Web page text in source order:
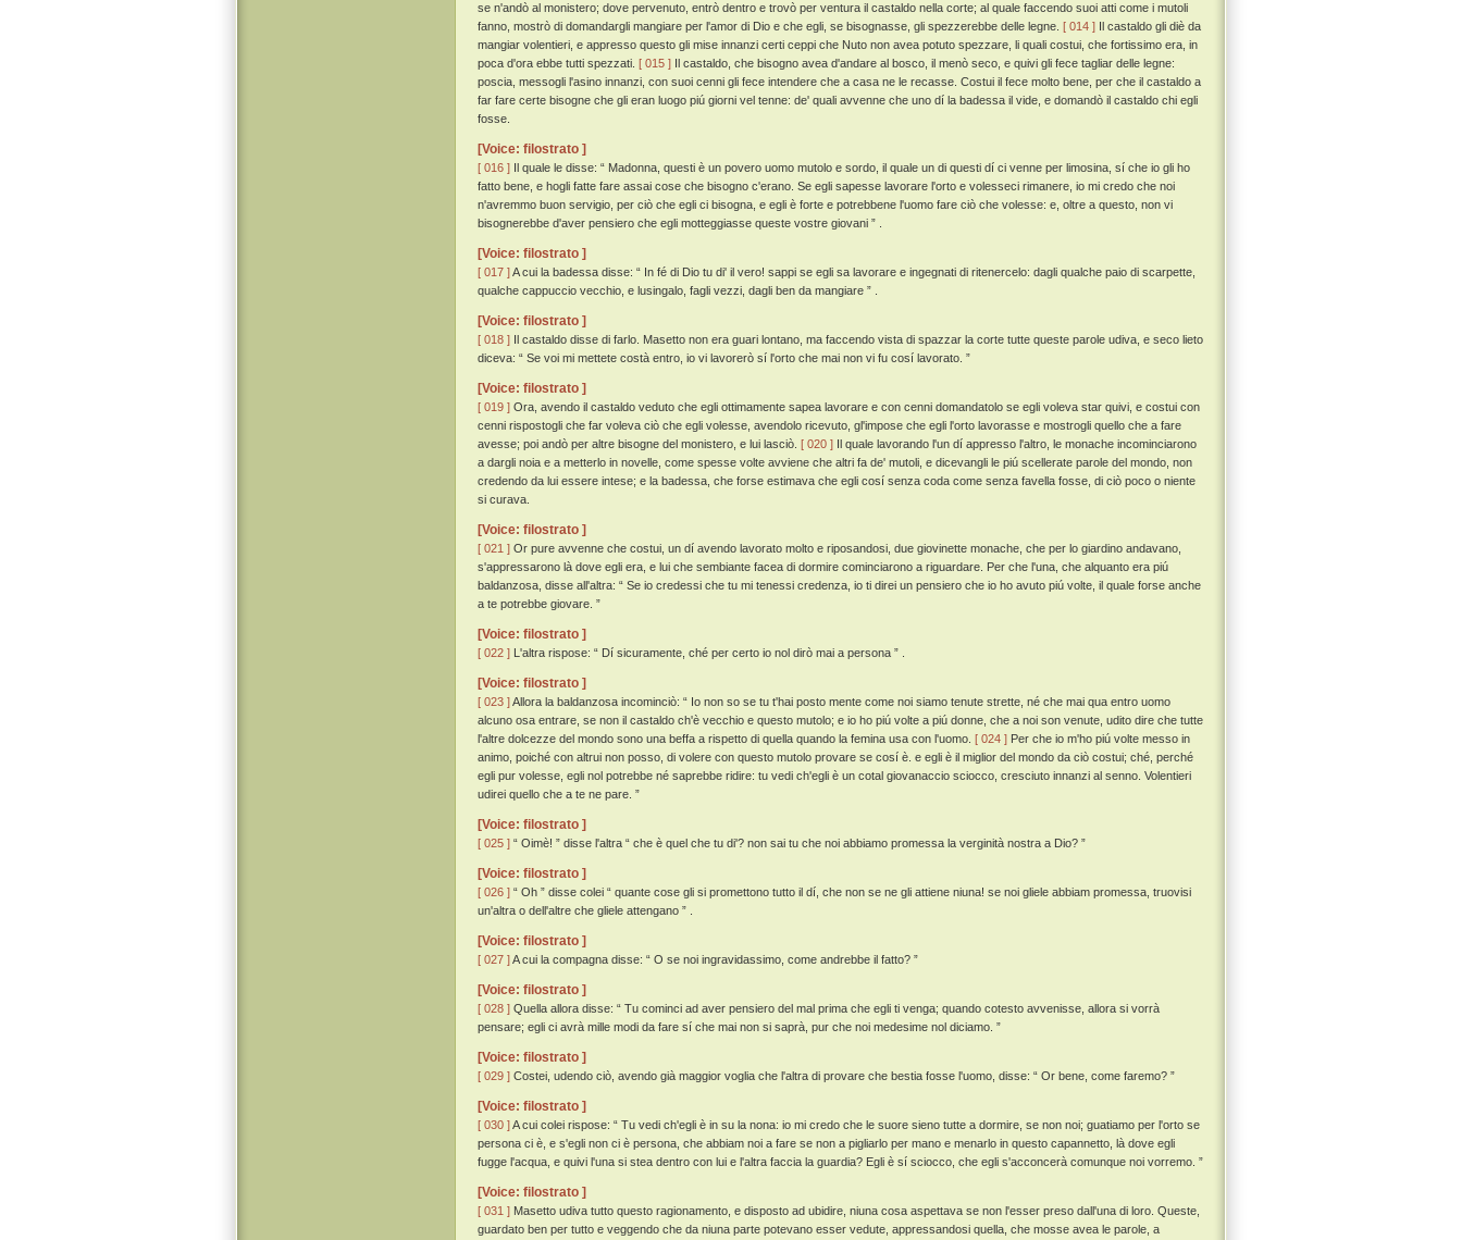
se n'andò al monistero; dove pervenuto, entrò dentro e trovò per ventura il castaldo nella corte; al quale faccendo suoi atti come i mutoli
fanno, mostrò di domandargli mangiare per l'amor di Dio e che egli, se bisognasse, gli spezzerebbe delle legne. [ 014 ] Il castaldo gli diè da
mangiar volentieri, e appresso questo gli mise innanzi certi ceppi che Nuto non avea potuto spezzare, li quali costui, che fortissimo era, in
poca d'ora ebbe tutti spezzati. [ 015 ] Il castaldo, che bisogno avea d'andare al bosco, il menò seco, e quivi gli fece tagliar delle legne:
poscia, messogli l'asino innanzi, con suoi cenni gli fece intendere che a casa ne le recasse. Costui il fece molto bene, per che il castaldo a
far fare certe bisogne che gli eran luogo piú giorni vel tenne: de' quali avvenne che uno dí la badessa il vide, e domandò il castaldo chi egli
fosse.
[Voice: filostrato ]
[ 016 ] Il quale le disse: “ Madonna, questi è un povero uomo mutolo e sordo, il quale un di questi dí ci venne per limosina, sí che io gli ho
fatto bene, e hogli fatte fare assai cose che bisogno c'erano. Se egli sapesse lavorare l'orto e volesseci rimanere, io mi credo che noi
n'avremmo buon servigio, per ciò che egli ci bisogna, e egli è forte e potrebbene l'uomo fare ciò che volesse: e, oltre a questo, non vi
bisognerebbe d'aver pensiero che egli motteggiasse queste vostre giovani ” .
[Voice: filostrato ]
[ 017 ]A cui la badessa disse: “ In fé di Dio tu di' il vero! sappi se egli sa lavorare e ingegnati di ritenercelo: dagli qualche paio di scarpette,
qualche cappuccio vecchio, e lusingalo, fagli vezzi, dagli ben da mangiare ” .
[Voice: filostrato ]
[ 018 ] Il castaldo disse di farlo. Masetto non era guari lontano, ma faccendo vista di spazzar la corte tutte queste parole udiva, e seco lieto
diceva: “ Se voi mi mettete costà entro, io vi lavorerò sí l'orto che mai non vi fu cosí lavorato. ”
[Voice: filostrato ]
[ 019 ] Ora, avendo il castaldo veduto che egli ottimamente sapea lavorare e con cenni domandatolo se egli voleva star quivi, e costui con
cenni rispostogli che far voleva ciò che egli volesse, avendolo ricevuto, gl'impose che egli l'orto lavorasse e mostrogli quello che a fare
avesse; poi andò per altre bisogne del monistero, e lui lasciò. [ 020 ] Il quale lavorando l'un dí appresso l'altro, le monache incominciarono
a dargli noia e a metterlo in novelle, come spesse volte avviene che altri fa de' mutoli, e dicevangli le piú scellerate parole del mondo, non
credendo da lui essere intese; e la badessa, che forse estimava che egli cosí senza coda come senza favella fosse, di ciò poco o niente
si curava.
[Voice: filostrato ]
[ 021 ] Or pure avvenne che costui, un dí avendo lavorato molto e riposandosi, due giovinette monache, che per lo giardino andavano,
s'appressarono là dove egli era, e lui che sembiante facea di dormire cominciarono a riguardare. Per che l'una, che alquanto era piú
baldanzosa, disse all'altra: “ Se io credessi che tu mi tenessi credenza, io ti direi un pensiero che io ho avuto piú volte, il quale forse anche
a te potrebbe giovare. ”
[Voice: filostrato ]
[ 022 ] L'altra rispose: “ Dí sicuramente, ché per certo io nol dirò mai a persona ” .
[Voice: filostrato ]
[ 023 ]Allora la baldanzosa incominciò: “ Io non so se tu t'hai posto mente come noi siamo tenute strette, né che mai qua entro uomo
alcuno osa entrare, se non il castaldo ch'è vecchio e questo mutolo; e io ho piú volte a piú donne, che a noi son venute, udito dire che tutte
l'altre dolcezze del mondo sono una beffa a rispetto di quella quando la femina usa con l'uomo. [ 024 ] Per che io m'ho piú volte messo in
animo, poiché con altrui non posso, di volere con questo mutolo provare se cosí è. e egli è il miglior del mondo da ciò costui; ché, perché
egli pur volesse, egli nol potrebbe né saprebbe ridire: tu vedi ch'egli è un cotal giovanaccio sciocco, cresciuto innanzi al senno. Volentieri
udirei quello che a te ne pare. ”
[Voice: filostrato ]
[ 025 ] “ Oimè! ” disse l'altra “ che è quel che tu di'? non sai tu che noi abbiamo promessa la verginità nostra a Dio? ”
[Voice: filostrato ]
[ 026 ] “ Oh ” disse colei “ quante cose gli si promettono tutto il dí, che non se ne gli attiene niuna! se noi gliele abbiam promessa, truovisi
un'altra o dell'altre che gliele attengano ” .
[Voice: filostrato ]
[ 027 ]A cui la compagna disse: “ O se noi ingravidassimo, come andrebbe il fatto? ”
[Voice: filostrato ]
[ 028 ] Quella allora disse: “ Tu cominci ad aver pensiero del mal prima che egli ti venga; quando cotesto avvenisse, allora si vorrà
pensare; egli ci avrà mille modi da fare sí che mai non si saprà, pur che noi medesime nol diciamo. ”
[Voice: filostrato ]
[ 029 ] Costei, udendo ciò, avendo già maggior voglia che l'altra di provare che bestia fosse l'uomo, disse: “ Or bene, come faremo? ”
[Voice: filostrato ]
[ 030 ]A cui colei rispose: “ Tu vedi ch'egli è in su la nona: io mi credo che le suore sieno tutte a dormire, se non noi; guatiamo per l'orto se
persona ci è, e s'egli non ci è persona, che abbiam noi a fare se non a pigliarlo per mano e menarlo in questo capannetto, là dove egli
fugge l'acqua, e quivi l'una si stea dentro con lui e l'altra faccia la guardia? Egli è sí sciocco, che egli s'acconcerà comunque noi vorremo. ”
[Voice: filostrato ]
[ 031 ] Masetto udiva tutto questo ragionamento, e disposto ad ubidire, niuna cosa aspettava se non l'esser preso dall'una di loro. Queste,
guardato ben per tutto e veggendo che da niuna parte potevano esser vedute, appressandosi quella, che mosse avea le parole, a